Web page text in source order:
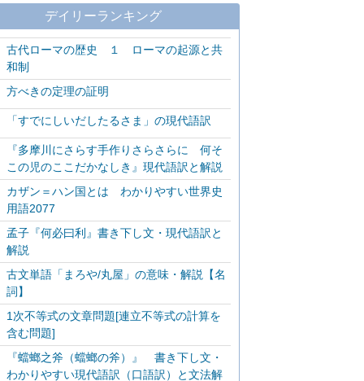
デイリーランキング
古代ローマの歴史 １ ローマの起源と共
和制
方べきの定理の証明
「すでにしいだしたるさま」の現代語訳
『多摩川にさらす手作りさらさらに 何そ
この児のここだかなしき』現代語訳と解説
カザン＝ハン国とは わかりやすい世界史
用語2077
孟子『何必曰利』書き下し文・現代語訳と
解説
古文単語「まろや/丸屋」の意味・解説【名
詞】
1次不等式の文章問題[連立不等式の計算を
含む問題]
『蟷螂之斧（蟷螂の斧）』 書き下し文・
わかりやすい現代語訳（口語訳）と文法解